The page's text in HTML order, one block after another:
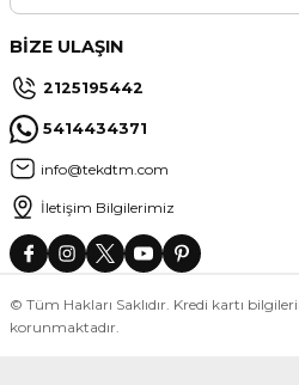
BİZE ULAŞIN
2125195442
5414434371
info@tekdtm.com
İletişim Bilgilerimiz
© Tüm Hakları Saklıdır. Kredi kartı
korunmaktadır.